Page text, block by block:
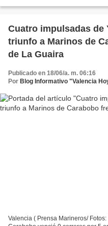
Cuatro impulsadas de
triunfo a Marinos de
de La Guaira
Publicado en 18/06/a. m. 06:16
Por Blog Informativo "Valencia
Valencia ( Prensa Marineros/